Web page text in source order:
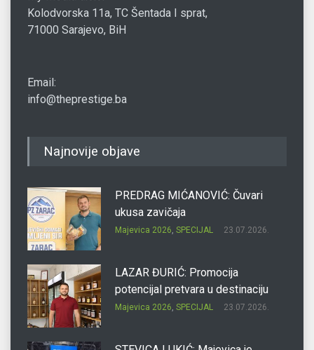
Kolodvorska 11a, TC Šentada I sprat,
71000 Sarajevo, BiH
Email:
info@theprestige.ba
Najnovije objave
PREDRAG MIĆANOVIĆ: Čuvari
ukusa zavičaja
Majevica 2026, SPECIJAL 23.07.2026.
LAZAR ĐURIĆ: Promocija
potencijal pretvara u destinaciju
Majevica 2026, SPECIJAL 23.07.2026.